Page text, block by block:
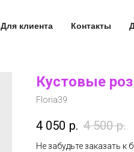
Для клиента Контакты
Кустовые
Floria39
4 050 р. 4 500 р.
Не забудьте заказать к